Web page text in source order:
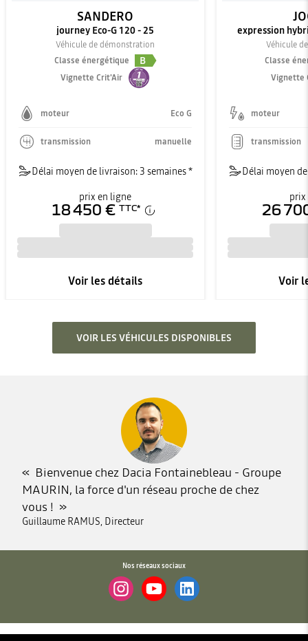
SANDERO
journey Eco-G 120 - 25
Véhicule de démonstration
Classe énergétique
B
Vignette Crit'Air
moteur Eco G
transmission manuelle
Délai moyen de livraison: 3 semaines *
prix en ligne
18 450 € TTC*
Voir les détails
expression
Véhicule
Classe
Vignette
moteur
transmission
Délai moyen
prix
26
Voir
VOIR LES VÉHICULES DISPONIBLES
Bienvenue chez Dacia Fontainebleau - Groupe
MAURIN, la force d'un réseau proche de chez
vous !
Guillaume RAMUS, Directeur
Nos réseaux sociaux